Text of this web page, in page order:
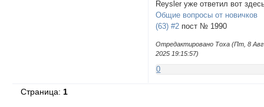
Reysler уже ответил вот
Общие вопросы от новичков
(63) #2 пост № 1990
Отредактировано Тоха (Пт, 8 Авг
2025 19:15:57)
0
Страница: 1